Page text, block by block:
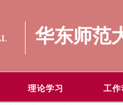
华东师范
理论学习 工作